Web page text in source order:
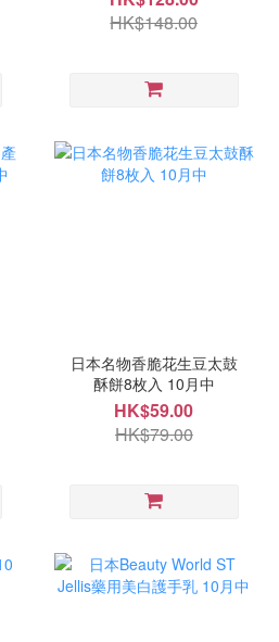
HK$148.00
日本名物香脆花生豆太鼓
酥餅8枚入 10月中
HK$59.00
HK$79.00